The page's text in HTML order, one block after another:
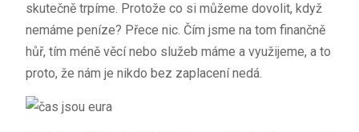
skutečně trpíme. Protože co si můžeme dovolit, když
nemáme peníze? Přece nic. Čím jsme na tom finančně
hůř, tím méně věcí nebo služeb máme a využijeme, a to
proto, že nám je nikdo bez zaplacení nedá.